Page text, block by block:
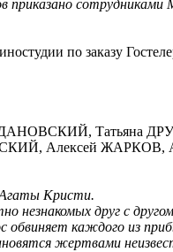
приказано
по заказу
Татьяна
Алексей
Кристи.
незнакомых друг с
обвиняет каждого из
жертвами